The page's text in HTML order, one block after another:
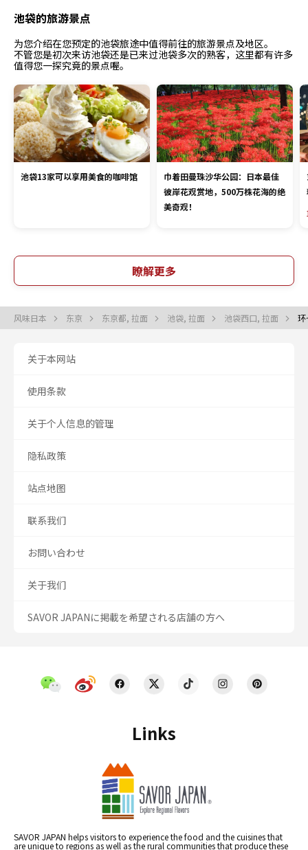
池袋的旅游景点
为您介绍在您预定的池袋旅途中值得前往的旅游景点及地区。
不管您是初次来访池袋还是已来过池袋多次的熟客，这里都有许多
值得您一探究竟的景点喔。
池袋13家可以享用美食的咖啡馆
巾着田曼珠沙华公园：日本最佳
彼岸花观赏地，500万株花海的绝
美奇观！
瞭解更多
风味日本 东京 东京都, 拉面 池袋, 拉面 池袋西口, 拉面 环
Links
SAVOR JAPAN helps visitors to experience the food and the cuisines that
are unique to regions as well as the rural communities that produce these
关于本网站
使用条款
关于个人信息的管理
隐私政策
站点地图
联系我们
お問い合わせ
关于我们
SAVOR JAPANに掲載を希望される店舗の方へ